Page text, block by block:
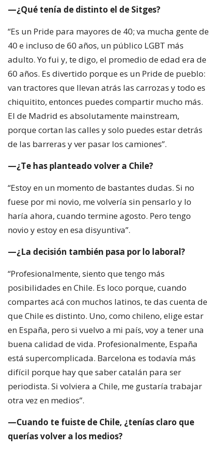
—¿Qué tenía de distinto el de Sitges?
“Es un Pride para mayores de 40; va mucha gente de
40 e incluso de 60 años, un público LGBT más
adulto. Yo fui y, te digo, el promedio de edad era de
60 años. Es divertido porque es un Pride de pueblo:
van tractores que llevan atrás las carrozas y todo es
chiquitito, entonces puedes compartir mucho más.
El de Madrid es absolutamente mainstream,
porque cortan las calles y solo puedes estar detrás
de las barreras y ver pasar los camiones”.
—¿Te has planteado volver a Chile?
“Estoy en un momento de bastantes dudas. Si no
fuese por mi novio, me volvería sin pensarlo y lo
haría ahora, cuando termine agosto. Pero tengo
novio y estoy en esa disyuntiva”.
—¿La decisión también pasa por lo laboral?
“Profesionalmente, siento que tengo más
posibilidades en Chile. Es loco porque, cuando
compartes acá con muchos latinos, te das cuenta de
que Chile es distinto. Uno, como chileno, elige estar
en España, pero si vuelvo a mi país, voy a tener una
buena calidad de vida. Profesionalmente, España
está supercomplicada. Barcelona es todavía más
difícil porque hay que saber catalán para ser
periodista. Si volviera a Chile, me gustaría trabajar
otra vez en medios”.
—Cuando te fuiste de Chile, ¿tenías claro que
querías volver a los medios?